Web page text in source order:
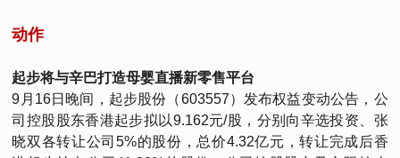
动作
起步将与辛巴打造母婴直播新零售平台
9月16日晚间，起步股份（603557）发布权益变动公告，公
司控股股东香港起步拟以9.162元/股，分别向辛选投资、张
晓双各转让公司5%的股份，总价4.32亿元，转让完成后香